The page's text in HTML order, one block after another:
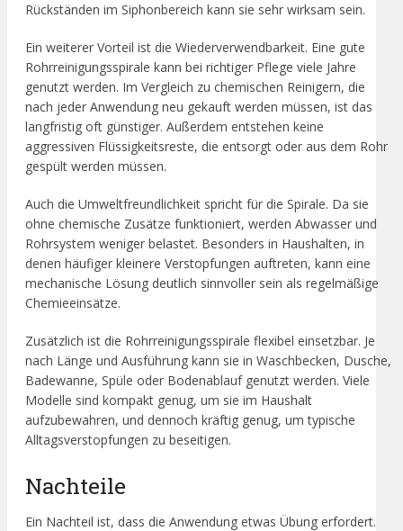
Rückständen im Siphonbereich kann sie sehr wirksam sein.
Ein weiterer Vorteil ist die Wiederverwendbarkeit. Eine gute
Rohrreinigungsspirale kann bei richtiger Pflege viele Jahre
genutzt werden. Im Vergleich zu chemischen Reinigern, die
nach jeder Anwendung neu gekauft werden müssen, ist das
langfristig oft günstiger. Außerdem entstehen keine
aggressiven Flüssigkeitsreste, die entsorgt oder aus dem Rohr
gespült werden müssen.
Auch die Umweltfreundlichkeit spricht für die Spirale. Da sie
ohne chemische Zusätze funktioniert, werden Abwasser und
Rohrsystem weniger belastet. Besonders in Haushalten, in
denen häufiger kleinere Verstopfungen auftreten, kann eine
mechanische Lösung deutlich sinnvoller sein als regelmäßige
Chemieeinsätze.
Zusätzlich ist die Rohrreinigungsspirale flexibel einsetzbar. Je
nach Länge und Ausführung kann sie in Waschbecken, Dusche,
Badewanne, Spüle oder Bodenablauf genutzt werden. Viele
Modelle sind kompakt genug, um sie im Haushalt
aufzubewahren, und dennoch kräftig genug, um typische
Alltagsverstopfungen zu beseitigen.
Nachteile
Ein Nachteil ist, dass die Anwendung etwas Übung erfordert.